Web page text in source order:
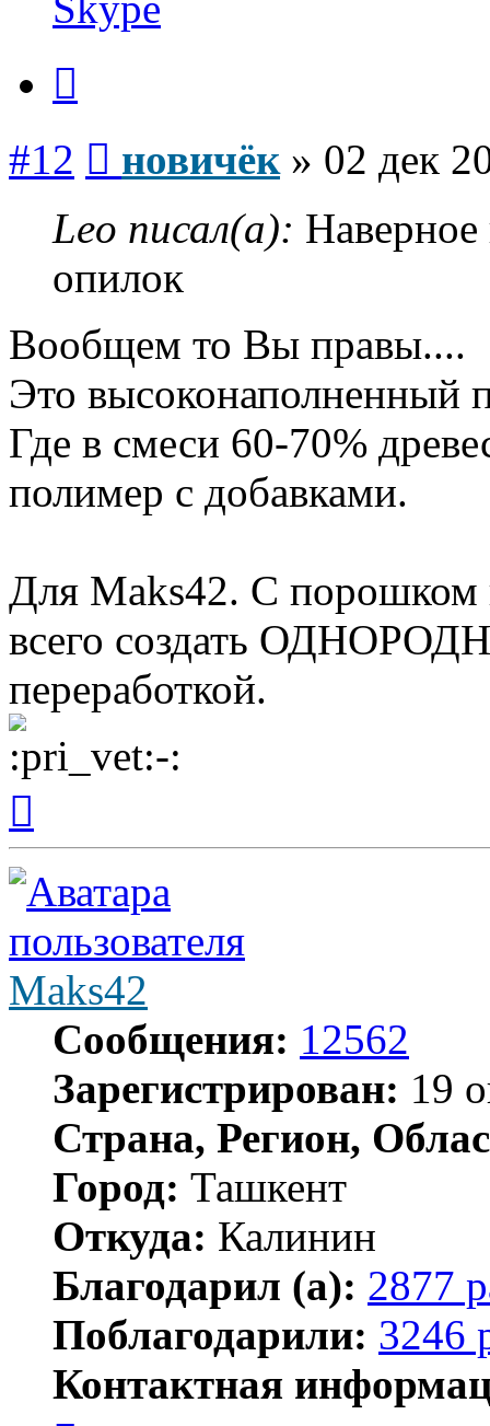
#12 новичёк» 02 дек
Leo писал(а): Наверное
опилок
Вообщем то Вы правы....
Это
Где в смеси 60-70%
полимер с добавками.
Для Maks42. С порошком
всего создать
переработкой.
началу
Maks42
Сообщения: 12562
Зарегистрирован: 19
Страна, Регион,
Город: Ташкент
Откуда: Калинин
Благодарил (а): 2877
Поблагодарили: 3246
Контактная